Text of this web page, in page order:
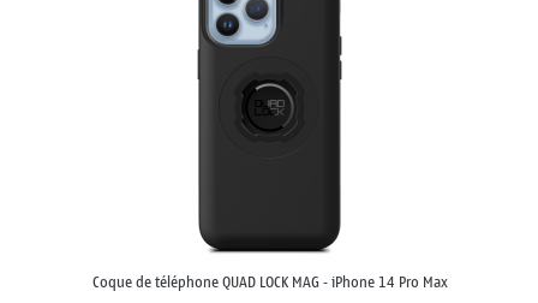
Coque de téléphone QUAD LOCK MAG - iPhone 14 Pro Max